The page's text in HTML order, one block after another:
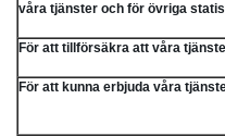
våra tjänster och för övriga
För att tillförsäkra att våra
För att kunna erbjuda våra